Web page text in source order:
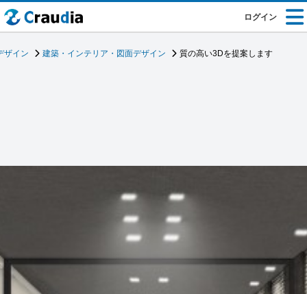
ログイン
ザイン 建築・インテリア・図面デザイン 質の高い3Dを提案します